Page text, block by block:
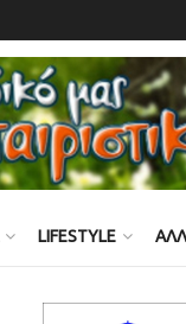
LIFESTYLE